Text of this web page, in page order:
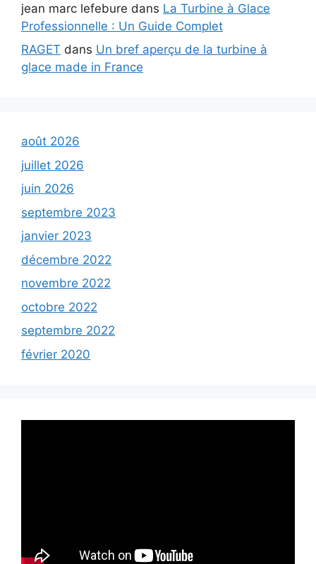
jean marc lefebure dans La Turbine à Glace
Professionnelle : Un Guide Complet
RAGET dans Un bref aperçu de la turbine à
glace made in France
août 2026
juillet 2026
juin 2026
septembre 2023
janvier 2023
décembre 2022
novembre 2022
octobre 2022
septembre 2022
février 2020